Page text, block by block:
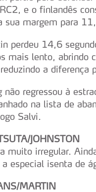
e o finlandês
sua margem para
perdeu 14,6
mais lento, abrindo
a diferença
não regressou à
na lista de
Salvi.
JOHNSTON
muito irregular.
especial isenta de
MARTIN